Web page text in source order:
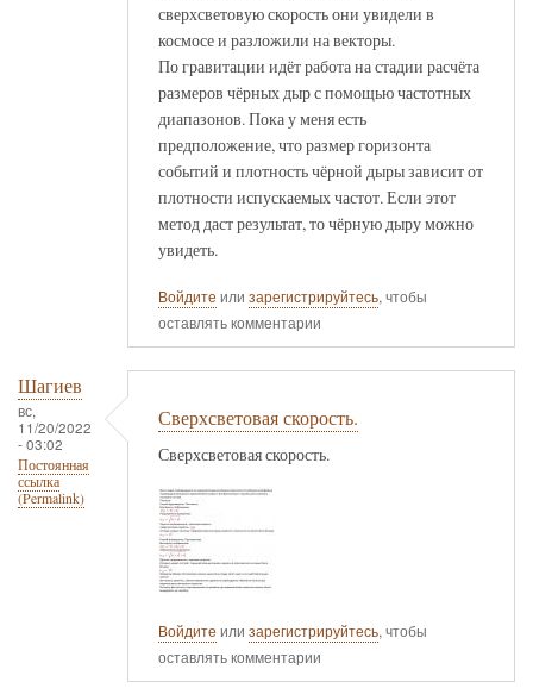
сверхсветовую скорость они увидели в
космосе и разложили на векторы.
По гравитации идёт работа на стадии расчёта
размеров чёрных дыр с помощью частотных
диапазонов. Пока у меня есть
предположение, что размер горизонта
событий и плотность чёрной дыры зависит от
плотности испускаемых частот. Если этот
метод даст результат, то чёрную дыру можно
увидеть.
Войдите или зарегистрируйтесь, чтобы
оставлять комментарии
Шагиев
вс,
11/20/2022
- 03:02
Постоянная
ссылка
(Permalink)
Сверхсветовая скорость.
Сверхсветовая скорость.
Войдите или зарегистрируйтесь, чтобы
оставлять комментарии